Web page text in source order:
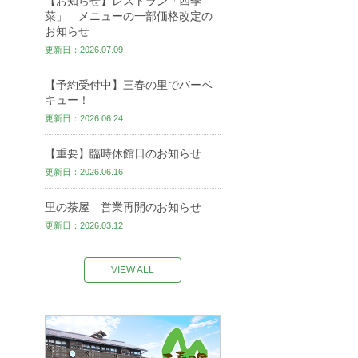
菜」 メニューの一部価格改定の
お知らせ
更新日：2026.07.09
【予約受付中】三春の里でバーベ
キュー！
更新日：2026.06.24
【重要】臨時休館日のお知らせ
更新日：2026.06.16
里の茶屋 営業再開のお知らせ
更新日：2026.03.12
VIEW ALL